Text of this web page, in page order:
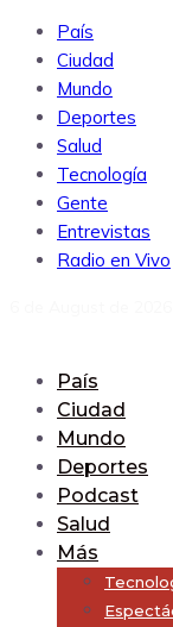
País
Ciudad
Mundo
Deportes
Salud
Tecnología
Gente
Entrevistas
Radio en Vivo
País
Ciudad
Mundo
Deportes
Podcast
Salud
Más